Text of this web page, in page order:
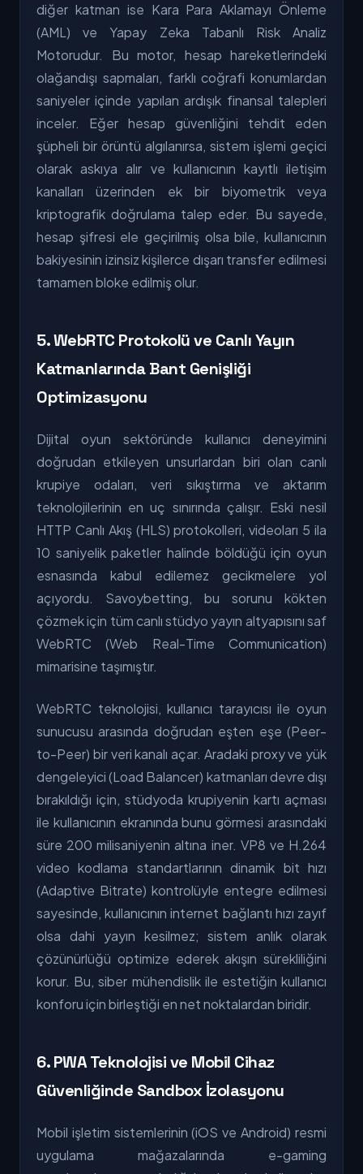
diğer katman ise Kara Para Aklamayı Önleme
(AML) ve Yapay Zeka Tabanlı Risk Analiz
Motorudur. Bu motor, hesap hareketlerindeki
olağandışı sapmaları, farklı coğrafi konumlardan
saniyeler içinde yapılan ardışık finansal talepleri
inceler. Eğer hesap güvenliğini tehdit eden
şüpheli bir örüntü algılanırsa, sistem işlemi geçici
olarak askıya alır ve kullanıcının kayıtlı iletişim
kanalları üzerinden ek bir biyometrik veya
kriptografik doğrulama talep eder. Bu sayede,
hesap şifresi ele geçirilmiş olsa bile, kullanıcının
bakiyesinin izinsiz kişilerce dışarı transfer edilmesi
tamamen bloke edilmiş olur.
5. WebRTC Protokolü ve Canlı Yayın
Katmanlarında Bant Genişliği
Optimizasyonu
Dijital oyun sektöründe kullanıcı deneyimini
doğrudan etkileyen unsurlardan biri olan canlı
krupiye odaları, veri sıkıştırma ve aktarım
teknolojilerinin en uç sınırında çalışır. Eski nesil
HTTP Canlı Akış (HLS) protokolleri, videoları 5 ila
10 saniyelik paketler halinde böldüğü için oyun
esnasında kabul edilemez gecikmelere yol
açıyordu. Savoybetting, bu sorunu kökten
çözmek için tüm canlı stüdyo yayın altyapısını saf
WebRTC (Web Real-Time Communication)
mimarisine taşımıştır.
WebRTC teknolojisi, kullanıcı tarayıcısı ile oyun
sunucusu arasında doğrudan eşten eşe (Peer-
to-Peer) bir veri kanalı açar. Aradaki proxy ve yük
dengeleyici (Load Balancer) katmanları devre dışı
bırakıldığı için, stüdyoda krupiyenin kartı açması
ile kullanıcının ekranında bunu görmesi arasındaki
süre 200 milisaniyenin altına iner. VP8 ve H.264
video kodlama standartlarının dinamik bit hızı
(Adaptive Bitrate) kontrolüyle entegre edilmesi
sayesinde, kullanıcının internet bağlantı hızı zayıf
olsa dahi yayın kesilmez; sistem anlık olarak
çözünürlüğü optimize ederek akışın sürekliliğini
korur. Bu, siber mühendislik ile estetiğin kullanıcı
konforu için birleştiği en net noktalardan biridir.
6. PWA Teknolojisi ve Mobil Cihaz
Güvenliğinde Sandbox İzolasyonu
Mobil işletim sistemlerinin (iOS ve Android) resmi
uygulama mağazalarında e-gaming